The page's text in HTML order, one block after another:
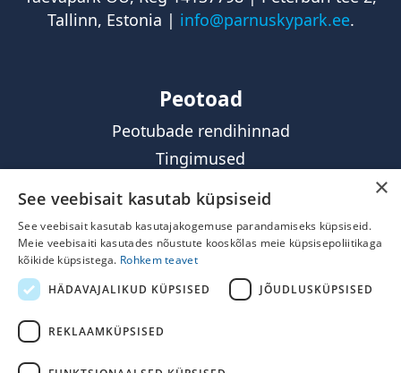
Tallinn, Estonia | info@parnuskypark.ee.
Peotoad
Peotubade rendihinnad
Tingimused
Kontakt
Mängureeglid
Ostu- ja tagastustingimused
Privaatsus- ja kasutustingimused
×
See veebisait kasutab küpsiseid
See veebisait kasutab kasutajakogemuse parandamiseks küpsiseid.
Meie veebisaiti kasutades nõustute kooskõlas meie küpsisepoliitikaga
kõikide küpsistega. Rohkem teavet
HÄDAVAJALIKUD KÜPSISED
JÕUDLUSKÜPSISED
REKLAAMKÜPSISED